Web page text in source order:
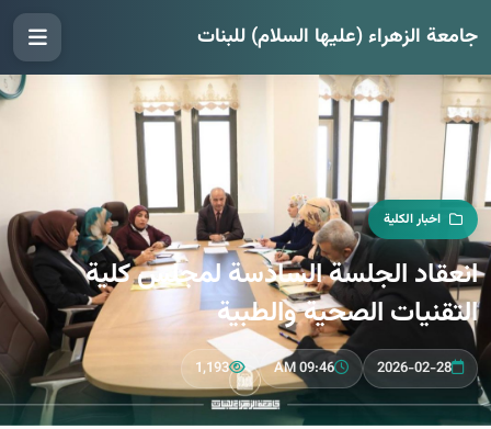
جامعة الزهراء (عليها السلام) للبنات
اخبار الكلية
انعقاد الجلسة السادسة لمجلس كلية
التقنيات الصحية والطبية
2026-02-28
09:46 AM
1,193